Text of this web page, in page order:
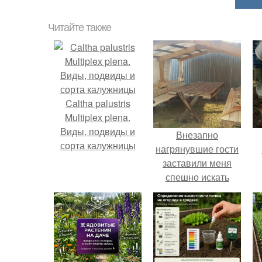
Читайте также
Caltha palustris
Multiplex plena.
Виды, подвиды и
сорта калужницы
Внезапно
нагрянувшие гости
заставили меня
спешно искать
решение, так как на
обстоятельный
ремонт времени
катастрофически не
хватало.